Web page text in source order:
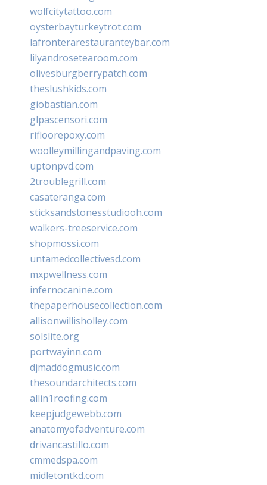
wolfcitytattoo.com
oysterbayturkeytrot.com
lafronterarestauranteybar.com
lilyandrosetearoom.com
olivesburgberrypatch.com
theslushkids.com
giobastian.com
glpascensori.com
rifloorepoxy.com
woolleymillingandpaving.com
uptonpvd.com
2troublegrill.com
casateranga.com
sticksandstonesstudiooh.com
walkers-treeservice.com
shopmossi.com
untamedcollectivesd.com
mxpwellness.com
infernocanine.com
thepaperhousecollection.com
allisonwillisholley.com
solslite.org
portwayinn.com
djmaddogmusic.com
thesoundarchitects.com
allin1roofing.com
keepjudgewebb.com
anatomyofadventure.com
drivancastillo.com
cmmedspa.com
midletontkd.com